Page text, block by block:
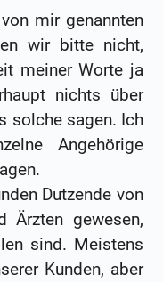
mir genannten
wir bitte nicht,
meiner Worte ja
nichts über
solche sagen. Ich
Angehörige
Dutzende von
Ärzten gewesen,
sind. Meistens
Kunden, aber